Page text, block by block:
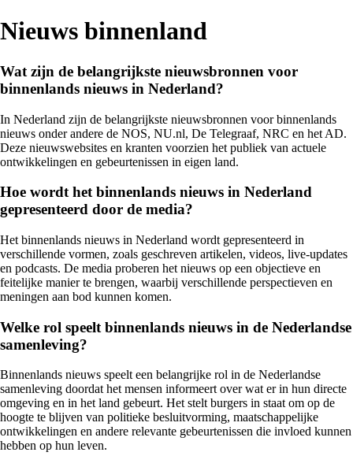
Nieuws binnenland
Wat zijn de belangrijkste nieuwsbronnen voor
binnenlands nieuws in Nederland?
In Nederland zijn de belangrijkste nieuwsbronnen voor binnenlands
nieuws onder andere de NOS, NU.nl, De Telegraaf, NRC en het AD.
Deze nieuwswebsites en kranten voorzien het publiek van actuele
ontwikkelingen en gebeurtenissen in eigen land.
Hoe wordt het binnenlands nieuws in Nederland
gepresenteerd door de media?
Het binnenlands nieuws in Nederland wordt gepresenteerd in
verschillende vormen, zoals geschreven artikelen, videos, live-updates
en podcasts. De media proberen het nieuws op een objectieve en
feitelijke manier te brengen, waarbij verschillende perspectieven en
meningen aan bod kunnen komen.
Welke rol speelt binnenlands nieuws in de Nederlandse
samenleving?
Binnenlands nieuws speelt een belangrijke rol in de Nederlandse
samenleving doordat het mensen informeert over wat er in hun directe
omgeving en in het land gebeurt. Het stelt burgers in staat om op de
hoogte te blijven van politieke besluitvorming, maatschappelijke
ontwikkelingen en andere relevante gebeurtenissen die invloed kunnen
hebben op hun leven.